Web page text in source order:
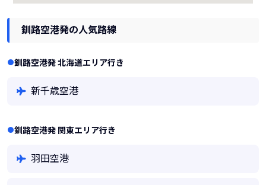
釧路空港発の人気路線
釧路空港発 北海道エリア行き
新千歳空港
釧路空港発 関東エリア行き
羽田空港